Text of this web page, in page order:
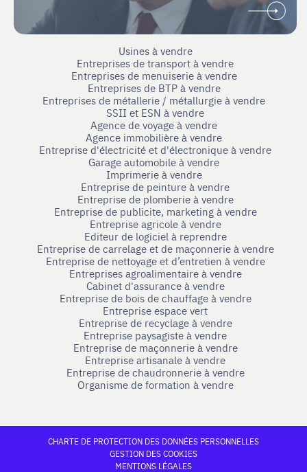
Usines à vendre
Entreprises de transport à vendre
Entreprises de menuiserie à vendre
Entreprises de BTP à vendre
Entreprises de métallerie / métallurgie à vendre
SSII et ESN à vendre
Agence de voyage à vendre
Agence immobilière à vendre
Entreprise d'électricité et d'électronique à vendre
Garage automobile à vendre
Imprimerie à vendre
Entreprise de peinture à vendre
Entreprise de plomberie à vendre
Entreprise de publicite, marketing à vendre
Entreprise agricole à vendre
Editeur de logiciel à reprendre
Entreprise de carrelage et de maçonnerie à vendre
Entreprise de nettoyage et d’entretien à vendre
Entreprises agroalimentaire à vendre
Cabinet d'assurance à vendre
Entreprise de bois de chauffage à vendre
Entreprise espace vert
Entreprise de recyclage à vendre
Entreprise paysagiste à vendre
Entreprise de maçonnerie à vendre
Entreprise artisanale à vendre
Entreprise de chaudronnerie à vendre
Organisme de formation à vendre
CHARTE DE PROTECTION DES DONNÉES PERSONNELLES
GESTION DES COOKIES
MENTIONS LÉGALES